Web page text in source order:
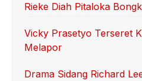
Rieke Diah Pitaloka
Vicky Prasetyo Terseret
Melapor
Drama Sidang Richard